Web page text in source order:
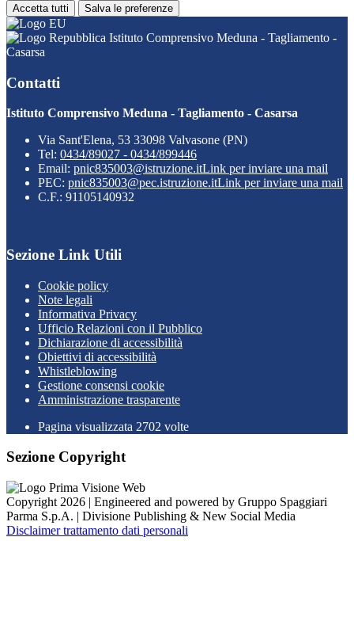
Accetta tutti Salva le preferenze
Istituto Comprensivo Meduna - Tagliamento -
Casarsa
Contatti
Istituto Comprensivo Meduna - Tagliamento - Casarsa
Via Sant'Elena, 53 33098 Valvasone (PN)
Tel: 0434/89027 - 0434/899446
Email: pnic835003@istruzione.itLink per inviare una mail
PEC: pnic835003@pec.istruzione.itLink per inviare una mail
C.F.: 91105140932
Sezione Link Utili
Cookie policy
Note legali
Informativa Privacy
Ufficio Relazioni con il Pubblico
Dichiarazione di accessibilità
Obiettivi di accessibilità
Whistleblowing
Gestione consensi cookie
Amministrazione trasparente
Pagina visualizzata 2702 volte
Sezione Copyright
Copyright 2026 | Engineered and powered by Gruppo Spaggiari
Parma S.p.A. | Divisione Publishing & New Social Media
Disclaimer trattamento dati personali